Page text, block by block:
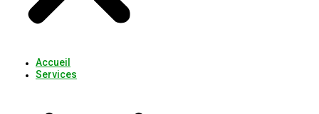
Accueil
Services